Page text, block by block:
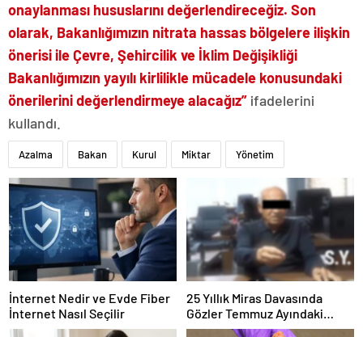
onaylanması hususlarını değerlendireceğiz. Son
olarak, Bakanlığımızın nitrata hassas bölgelere ilişkin
önerisi ile Çevre, Şehircilik ve İklim Değişikliği
Bakanlığımızın yayılı kirlilikle mücadele konusundaki
önerilerini değerlendirmeye alacağız” ifadelerini
kullandı.
Azalma Bakan Kurul Miktar Yönetim
İnternet Nedir ve Evde Fiber
İnternet Nasıl Seçilir
25 Yıllık Miras Davasında
Gözler Temmuz Ayındaki
Karar Duruşmasına Çevrildi